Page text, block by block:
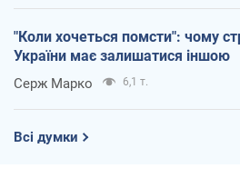
"Коли хочеться помсти": чому
України має залишатися іншою
Серж Марко 6,1 т.
Всі думки